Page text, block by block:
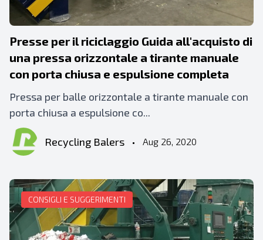
Presse per il riciclaggio Guida all'acquisto di
una pressa orizzontale a tirante manuale
con porta chiusa e espulsione completa
Pressa per balle orizzontale a tirante manuale con
porta chiusa a espulsione co...
Recycling Balers • Aug 26, 2020
CONSIGLI E SUGGERIMENTI